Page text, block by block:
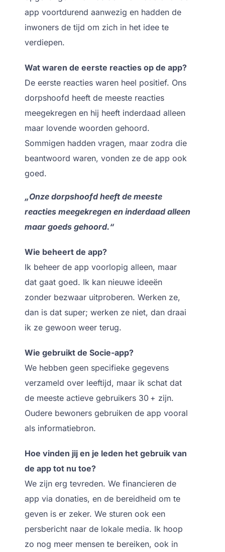
app voortdurend aanwezig en hadden de
inwoners de tijd om zich in het idee te
verdiepen.
Wat waren de eerste reacties op de app?
De eerste reacties waren heel positief. Ons
dorpshoofd heeft de meeste reacties
meegekregen en hij heeft inderdaad alleen
maar lovende woorden gehoord.
Sommigen hadden vragen, maar zodra die
beantwoord waren, vonden ze de app ook
goed.
„Onze dorpshoofd heeft de meeste
reacties meegekregen en inderdaad alleen
maar goeds gehoord.“
Wie beheert de app?
Ik beheer de app voorlopig alleen, maar
dat gaat goed. Ik kan nieuwe ideeën
zonder bezwaar uitproberen. Werken ze,
dan is dat super; werken ze niet, dan draai
ik ze gewoon weer terug.
Wie gebruikt de Socie-app?
We hebben geen specifieke gegevens
verzameld over leeftijd, maar ik schat dat
de meeste actieve gebruikers 30 + zijn.
Oudere bewoners gebruiken de app vooral
als informatiebron.
Hoe vinden jij en je leden het gebruik van
de app tot nu toe?
We zijn erg tevreden. We financieren de
app via donaties, en de bereidheid om te
geven is er zeker. We sturen ook een
persbericht naar de lokale media. Ik hoop
zo nog meer mensen te bereiken, ook in